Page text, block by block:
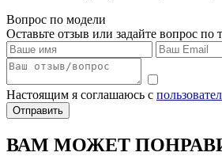
Вопрос по модели
Оставьте отзыв или задайте вопрос по
Настоящим я соглашаюсь с
Отправить
ВАМ МОЖЕТ